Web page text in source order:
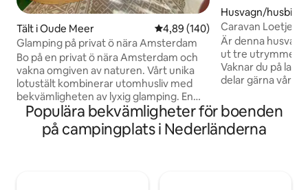
Tält i Oude Meer 4,89 av 5 i genomsnittligt
4,89 (140)
Glamping på privat ö nära Amsterdam
Bo på en privat ö nära Amsterdam och
vakna omgiven av naturen. Vårt unika
lotustält kombinerar utomhusliv med
bekvämligheten av lyxig glamping. En
alldeles särskild plats där du kan sakta
ner, ladda batterierna och verkligen
koppla av. Det finns en bekväm
Husvagn/husbil i
Caravan Loetje,
flodområde.
Är denna
ut tre utrymmen!
Vaknar du på
delar gärna vårt
Området är
längs diken,
Populära bekvämligheter för boenden
på campingplats i Nederländerna